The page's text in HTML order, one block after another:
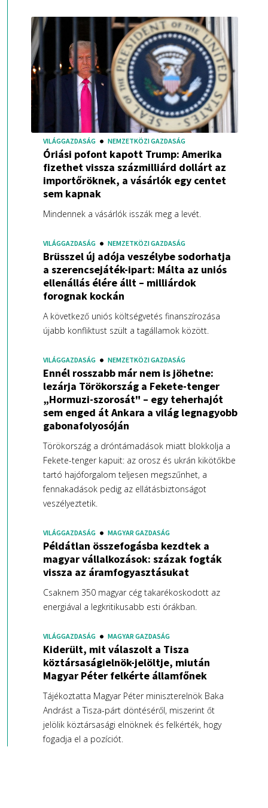
VILÁGGAZDASÁG NEMZETKÖZI GAZDASÁG
Óriási pofont kapott Trump: Amerika
fizethet vissza százmilliárd dollárt az
importőröknek, a vásárlók egy centet
sem kapnak
Mindennek a vásárlók isszák meg a levét.
VILÁGGAZDASÁG NEMZETKÖZI GAZDASÁG
Brüsszel új adója veszélybe sodorhatja
a szerencsejáték-ipart: Málta az uniós
ellenállás élére állt – milliárdok
forognak kockán
A következő uniós költségvetés finanszírozása
újabb konfliktust szült a tagállamok között.
VILÁGGAZDASÁG NEMZETKÖZI GAZDASÁG
Ennél rosszabb már nem is jöhetne:
lezárja Törökország a Fekete-tenger
„Hormuzi-szorosát" – egy teherhajót
sem enged át Ankara a világ legnagyobb
gabonafolyosóján
Törökország a dróntámadások miatt blokkolja a
Fekete-tenger kapuit: az orosz és ukrán kikötőkbe
tartó hajóforgalom teljesen megszűnhet, a
fennakadások pedig az ellátásbiztonságot
veszélyeztetik.
VILÁGGAZDASÁG MAGYAR GAZDASÁG
Példátlan összefogásba kezdtek a
magyar vállalkozások: százak fogták
vissza az áramfogyasztásukat
Csaknem 350 magyar cég takarékoskodott az
energiával a legkritikusabb esti órákban.
VILÁGGAZDASÁG MAGYAR GAZDASÁG
Kiderült, mit válaszolt a Tisza
köztársaságielnök-jelöltje, miután
Magyar Péter felkérte államfőnek
Tájékoztatta Magyar Péter miniszterelnök Baka
Andrást a Tisza-párt döntéséről, miszerint őt
jelölik köztársasági elnöknek és felkérték, hogy
fogadja el a pozíciót.